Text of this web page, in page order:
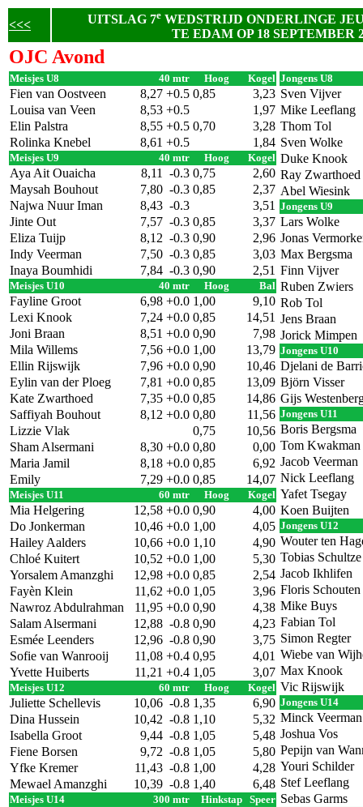
<<< UITSLAG 7eWEDSTRIJD ONDERLINGE
TE EDAM OP 18 SEPTEMBER
OJC Avond
Meisjes U8 40 mtr Hoog Kogel
Fien van Oostveen 8,27 +0.5 0,85
3,23
Louisa van Veen
8,53 +0.5
1,97
Elin Palstra
8,55 +0.5 0,70
3,28
Rolinka Knebel
8,61 +0.5 1,84
Meisjes U9 40 mtr Hoog Kogel
Aya Ait Ouaicha 8,11 -0.3 0,75
2,60
Maysah Bouhout
7,80 -0.3 0,85
2,37
Najwa Nuur Iman
8,43 -0.3
3,51
Jinte Out
7,57 -0.3 0,85
3,37
Eliza Tuijp
8,12 -0.3 0,90
2,96
Indy Veerman
7,50 -0.3 0,85
3,03
Inaya Boumhidi
7,84 -0.3 0,90 2,51
Meisjes U10 40 mtr Hoog Bal
Fayline Groot 6,98 +0.0 1,00
9,10
Lexi Knook
7,24 +0.0 0,85
14,51
Joni Braan
8,51 +0.0 0,90
7,98
Mila Willems
7,56 +0.0 1,00
13,79
Ellin Rijswijk
7,96 +0.0 0,90
10,46
Eylin van der Ploeg
7,81 +0.0 0,85
13,09
Kate Zwarthoed
7,35 +0.0 0,85
14,86
Saffiyah Bouhout
8,12 +0.0 0,80
11,56
Lizzie Vlak
0,75
10,56
Sham Alsermani
8,30 +0.0 0,80
0,00
Maria Jamil
8,18 +0.0 0,85
6,92
Emily
7,29 +0.0 0,85 14,07
Meisjes U11 60 mtr Hoog Kogel
Mia Helgering 12,58 +0.0 0,90
4,00
Do Jonkerman
10,46 +0.0 1,00
4,05
Hailey Aalders
10,66 +0.0 1,10
4,90
Chloé Kuitert
10,52 +0.0 1,00
5,30
Yorsalem Amanzghi
12,98 +0.0 0,85
2,54
Fayèn Klein
11,62 +0.0 1,05
3,96
Nawroz Abdulrahman
11,95 +0.0 0,90
4,38
Salam Alsermani
12,88 -0.8 0,90
4,23
Esmée Leenders
12,96 -0.8 0,90
3,75
Sofie van Wanrooij
11,08 +0.4 0,95
4,01
Yvette Huiberts
11,21 +0.4 1,05 3,07
Meisjes U12 60 mtr Hoog Kogel
Juliette Schellevis 10,06 -0.8 1,35
6,90
Dina Hussein
10,42 -0.8 1,10
5,32
Isabella Groot
9,44 -0.8 1,05
5,48
Fiene Borsen
9,72 -0.8 1,05
5,80
Yfke Kremer
11,43 -0.8 1,00
4,28
Mewael Amanzghi
10,39 -0.8 1,40 6,48
Meisjes U14 300 mtr Hinkstap Speer
Jongens U8
Sven Vijver
Mike Leeflang
Thom Tol
Sven Wolke
Duke Knook
Ray Zwarthoed
Abel Wiesink
Jongens U9
Lars Wolke
Jonas
Max Bergsma
Finn Vijver
Ruben Zwiers
Rob Tol
Jens Braan
Jorick Mimpen
Jongens U10
Djelani de
Björn Visser
Gijs
Jongens U11
Boris Bergsma
Tom Kwakman
Jacob Veerman
Nick Leeflang
Yafet Tsegay
Koen Buijten
Jongens U12
Wouter ten
Tobias Schultze
Jacob Ikhlifen
Floris Schouten
Mike Buys
Fabian Tol
Simon Regter
Wiebe van
Max Knook
Vic Rijswijk
Jongens U14
Minck Veerman
Joshua Vos
Pepijn van
Youri Schilder
Stef Leeflang
Sebas Garms